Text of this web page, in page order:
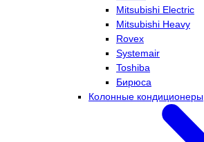
Mitsubishi Electric
Mitsubishi Heavy
Rovex
Systemair
Toshiba
Бирюса
Колонные кондиционеры